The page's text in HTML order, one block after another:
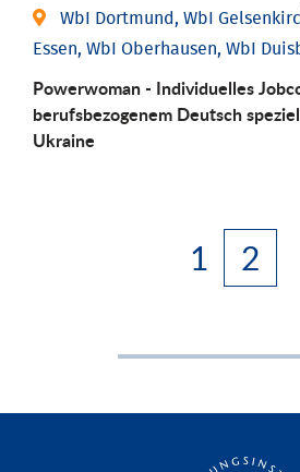
WbI Dortmund, WbI
Essen, WbI Oberhausen, WbI
Powerwoman - Individuelles
berufsbezogenem Deutsch
Ukraine
1 2